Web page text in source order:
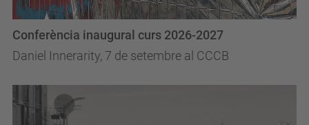
Daniel Innerarity, 7 de setembre al CCCB
Conferència inaugural curs 2026-2027